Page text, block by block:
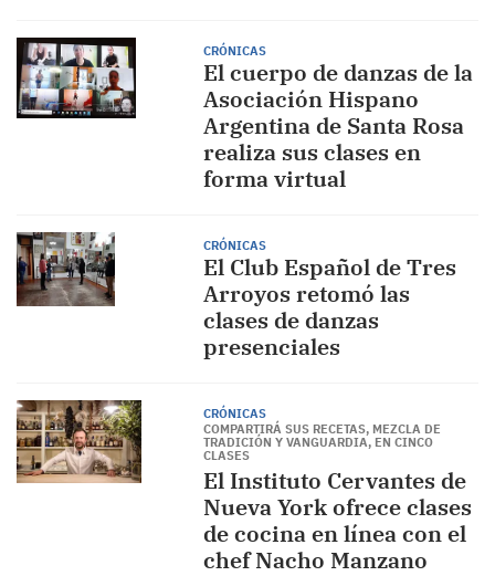
CRÓNICAS
El cuerpo de danzas de la
Asociación Hispano
Argentina de Santa Rosa
realiza sus clases en
forma virtual
CRÓNICAS
El Club Español de Tres
Arroyos retomó las
clases de danzas
presenciales
CRÓNICAS
COMPARTIRÁ SUS RECETAS, MEZCLA DE
TRADICIÓN Y VANGUARDIA, EN CINCO
CLASES
El Instituto Cervantes de
Nueva York ofrece clases
de cocina en línea con el
chef Nacho Manzano